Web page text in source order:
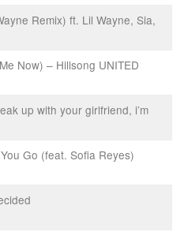
Remix) ft. Lil Wayne, Sia,
Now) – Hillsong UNITED
up with your girlfriend, i’m
Go (feat. Sofia Reyes)